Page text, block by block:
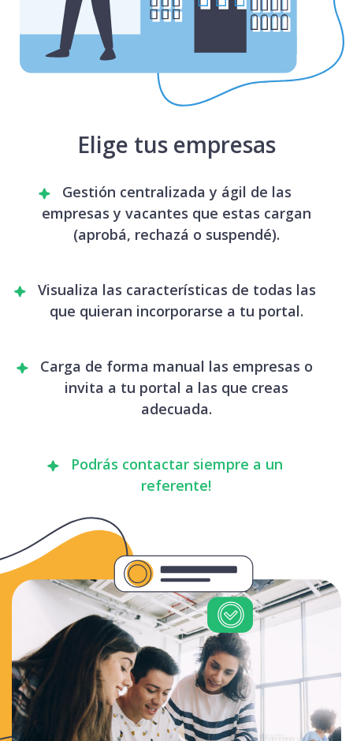
Elige tus empresas
Gestión centralizada y ágil de las
empresas y vacantes que estas cargan
(aprobá, rechazá o suspendé).
Visualiza las características de todas las
que quieran incorporarse a tu portal.
Carga de forma manual las empresas o
invita a tu portal a las que creas
adecuada.
Podrás contactar siempre a un
referente!